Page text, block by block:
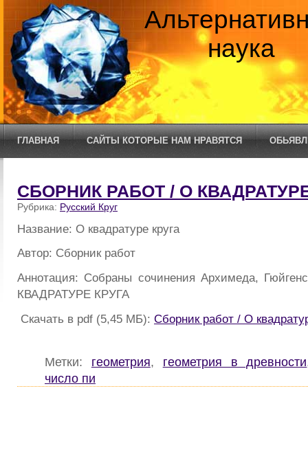
наука
ГЛАВНАЯ САЙТЫ КОТОРЫЕ НАМ НРАВЯТСЯ
СБОРНИК РАБОТ / О
Рубрика: Русский Круг
Название: О квадратуре круга
Автор: Сборник работ
Аннотация: Собраны сочинения Архимеда,
КВАДРАТУРЕ КРУГА
Скачать в pdf (5,45 МБ): Сборник работ / О
Метки: геометрия, геометрия в древности
число пи